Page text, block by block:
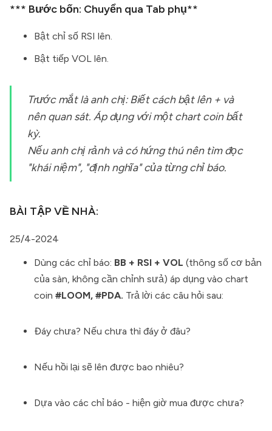
*** Bước bốn: Chuyển qua Tab phụ**
Bật chỉ số RSI lên.
Bật tiếp VOL lên.
Trước mắt là anh chị: Biết cách bật lên + và
nên quan sát. Áp dụng với một chart coin bất
kỳ.
Nếu anh chị rảnh và có hứng thú nên tìm đọc
"khái niệm", "định nghĩa" của từng chỉ báo.
BÀI TẬP VỀ NHÀ:
25/4-2024
Dùng các chỉ báo: BB + RSI + VOL (thông số cơ bản
của sàn, không cần chỉnh sưả) áp dụng vào chart
coin #LOOM, #PDA. Trả lời các câu hỏi sau:
Đáy chưa? Nếu chưa thì đáy ở đâu?
Nếu hồi lại sẽ lên được bao nhiêu?
Dựa vào các chỉ báo - hiện giờ mua được chưa?